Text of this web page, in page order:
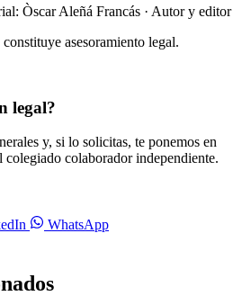
Òscar Aleñá Francás · Autor y editor
asesoramiento legal.
legal?
y, si lo solicitas, te ponemos en
colaborador independiente.
WhatsApp